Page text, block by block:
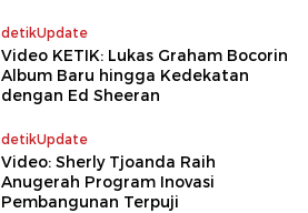
detikUpdate
Video KETIK: Lukas Graham Bocorin
Album Baru hingga Kedekatan
dengan Ed Sheeran
detikUpdate
Video: Sherly Tjoanda Raih
Anugerah Program Inovasi
Pembangunan Terpuji